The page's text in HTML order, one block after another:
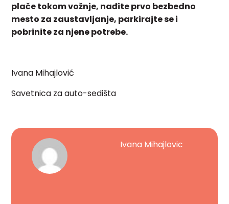
plače tokom vožnje, nađite prvo bezbedno
mesto za zaustavljanje, parkirajte se i
pobrinite za njene potrebe.
Ivana Mihajlović
Savetnica za auto-sedišta
Ivana Mihajlovic